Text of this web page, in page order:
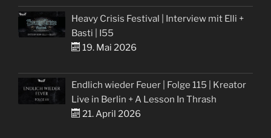
Heavy Crisis Festival | Interview mit Elli +
Basti | I55
19. Mai 2026
Endlich wieder Feuer | Folge 115 | Kreator
Live in Berlin + A Lesson In Thrash
21. April 2026